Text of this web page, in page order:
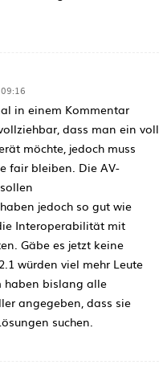
in einem Kommentar
dass man ein voll
möchte, jedoch muss
fair bleiben. Die AV-
jedoch so gut wie
Interoperabilität mit
Gäbe es jetzt keine
würden viel mehr Leute
haben bislang alle
angegeben, dass sie
suchen.